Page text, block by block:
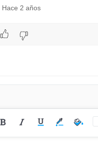
Hace 2 años